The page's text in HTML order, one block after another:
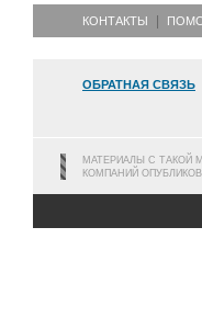
КОНТАКТЫ
ОБРАТНАЯ СВЯЗЬ
МАТЕРИАЛЫ С ТАКОЙ
КОМПАНИЙ